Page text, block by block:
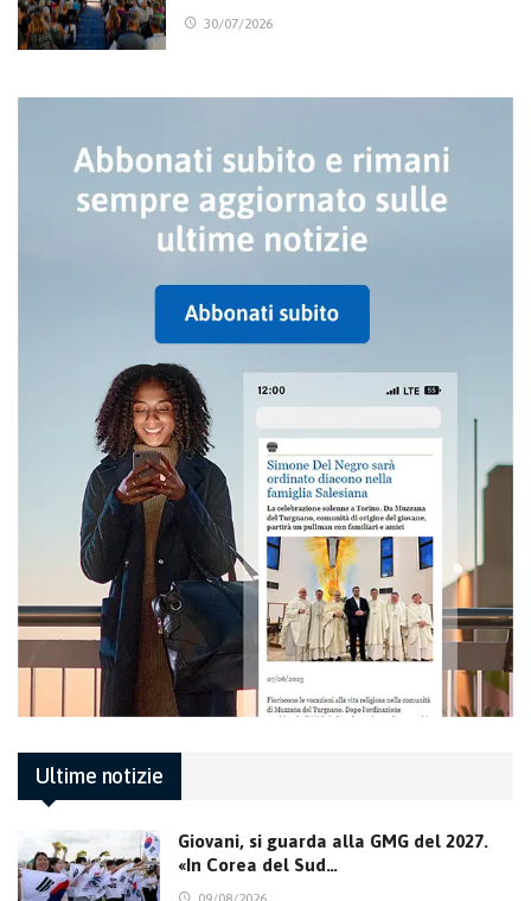
30/07/2026
Ultime notizie
Giovani, si guarda alla GMG del 2027.
«In Corea del Sud…